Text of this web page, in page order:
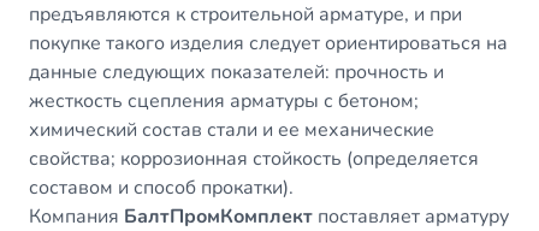
предъявляются к строительной арматуре, и при
покупке такого изделия следует ориентироваться на
данные следующих показателей: прочность и
жесткость сцепления арматуры с бетоном;
химический состав стали и ее механические
свойства; коррозионная стойкость (определяется
составом и способ прокатки).
Компания БалтПромКомплект поставляет арматуру